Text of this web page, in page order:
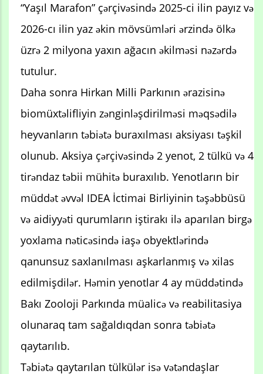
“Yaşıl Marafon” çərçivəsində 2025-ci ilin payız və
2026-cı ilin yaz əkin mövsümləri ərzində ölkə
üzrə 2 milyona yaxın ağacın əkilməsi nəzərdə
tutulur.
Daha sonra Hirkan Milli Parkının ərazisinə
biomüxtəlifliyin zənginləşdirilməsi məqsədilə
heyvanların təbiətə buraxılması aksiyası təşkil
olunub. Aksiya çərçivəsində 2 yenot, 2 tülkü və 4
tirəndaz təbii mühitə buraxılıb. Yenotların bir
müddət əvvəl IDEA İctimai Birliyinin təşəbbüsü
və aidiyyəti qurumların iştirakı ilə aparılan birgə
yoxlama nəticəsində iaşə obyektlərində
qanunsuz saxlanılması aşkarlanmış və xilas
edilmişdilər. Həmin yenotlar 4 ay müddətində
Bakı Zooloji Parkında müalicə və reabilitasiya
olunaraq tam sağaldıqdan sonra təbiətə
qaytarılıb.
Təbiətə qaytarılan tülkülər isə vətəndaşlar